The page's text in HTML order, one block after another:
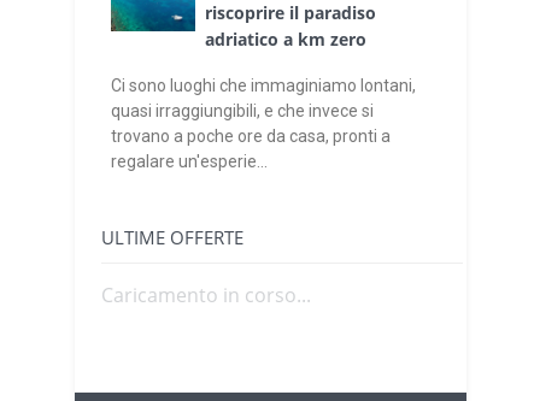
riscoprire il paradiso
adriatico a km zero
Ci sono luoghi che immaginiamo lontani,
quasi irraggiungibili, e che invece si
trovano a poche ore da casa, pronti a
regalare un'esperie...
ULTIME OFFERTE
Caricamento in corso...